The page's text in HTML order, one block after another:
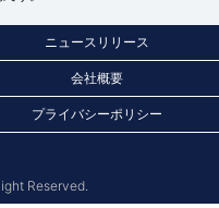
ニュースリリース
会社概要
プライバシーポリシー
Reserved.